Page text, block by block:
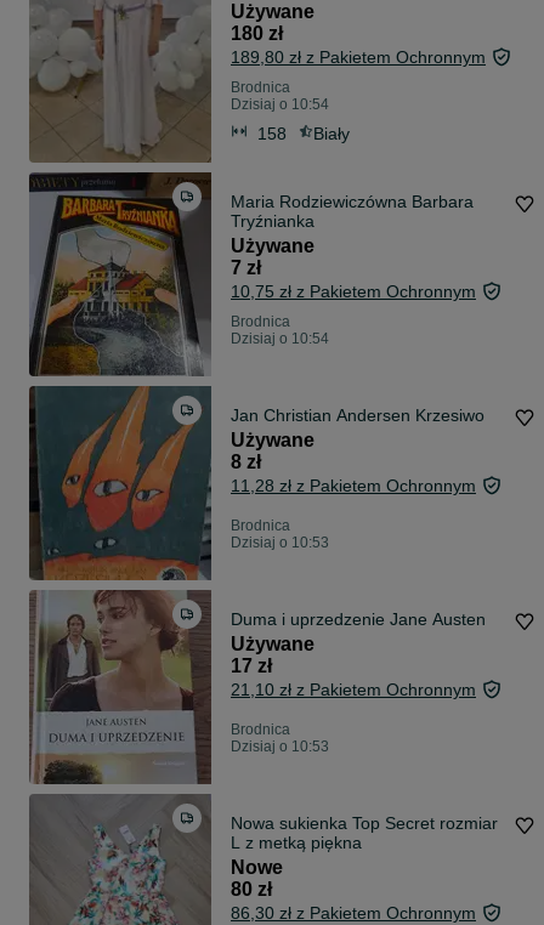
Używane
180 zł
189,80 zł z Pakietem Ochronnym
Brodnica
Dzisiaj o 10:54
158 Biały
Maria Rodziewiczówna Barbara
Tryźnianka
Używane
7 zł
10,75 zł z Pakietem Ochronnym
Brodnica
Dzisiaj o 10:54
Jan Christian Andersen Krzesiwo
Używane
8 zł
11,28 zł z Pakietem Ochronnym
Brodnica
Dzisiaj o 10:53
Duma i uprzedzenie Jane Austen
Używane
17 zł
21,10 zł z Pakietem Ochronnym
Brodnica
Dzisiaj o 10:53
Nowa sukienka Top Secret rozmiar
L z metką piękna
Nowe
80 zł
86,30 zł z Pakietem Ochronnym